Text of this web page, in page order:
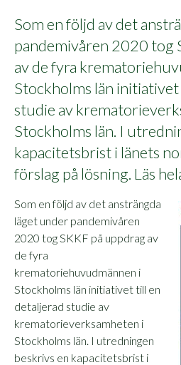
Som en följd av det
pandemivåren 2020 tog
av de fyra
Stockholms län
studie av
Stockholms län. I
kapacitetsbrist i länets
förslag på lösning. Läs
Som en följd av det ansträngda
läget under pandemivåren
2020 tog SKKF på uppdrag av
de fyra
krematoriehuvudmännen i
Stockholms län initiativet till en
detaljerad studie av
krematorieverksamheten i
Stockholms län. I utredningen
beskrivs en kapacitetsbrist i